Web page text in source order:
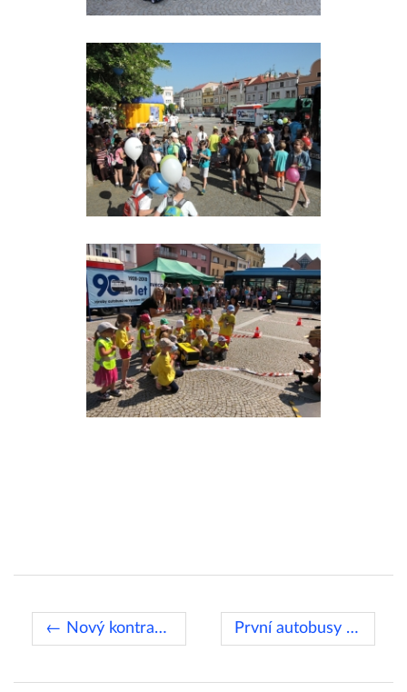
← Nový kontrakt pro Paříž První autobusy Crossway budou jezdit v Moravskoslezském kraji →